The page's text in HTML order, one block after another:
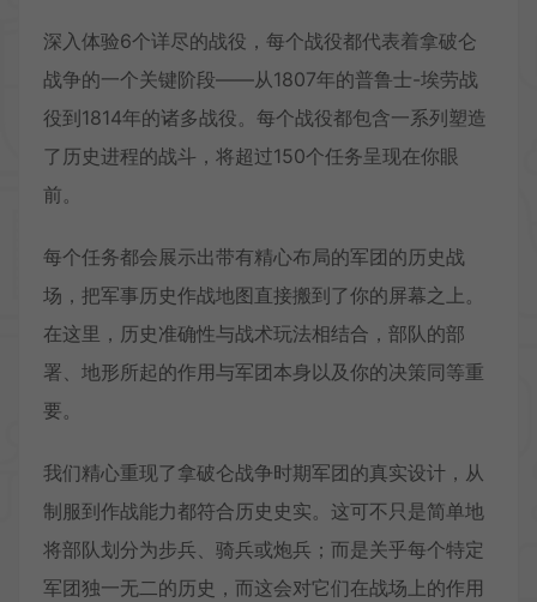
深入体验6个详尽的战役，每个战役都代表着拿破仑
战争的一个关键阶段——从1807年的普鲁士-埃劳战
役到1814年的诸多战役。每个战役都包含一系列塑造
了历史进程的战斗，将超过150个任务呈现在你眼
前。
每个任务都会展示出带有精心布局的军团的历史战
场，把军事历史作战地图直接搬到了你的屏幕之上。
在这里，历史准确性与战术玩法相结合，部队的部
署、地形所起的作用与军团本身以及你的决策同等重
要。
我们精心重现了拿破仑战争时期军团的真实设计，从
制服到作战能力都符合历史史实。这可不只是简单地
将部队划分为步兵、骑兵或炮兵；而是关乎每个特定
军团独一无二的历史，而这会对它们在战场上的作用